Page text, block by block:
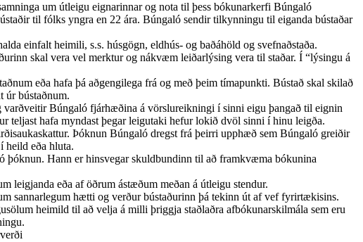
um útleigu eignarinnar og nota til þess bókunarkerfi Búngaló
til fólks yngra en 22 ára. Búngaló sendir tilkynningu til eiganda bústaðar
einfalt heimili, s.s. húsgögn, eldhús- og baðáhöld og svefnaðstaða.
skal vera vel merktur og nákvæm leiðarlýsing vera til staðar. Í “lýsingu á
eða hafa þá aðgengilega frá og með þeim tímapunkti. Bústað skal skilað
úr bústaðnum.
Búngaló fjárhæðina á vörslureikningi í sinni eigu þangað til eignin
teljast hafa myndast þegar leigutaki hefur lokið dvöl sinni í hinu leigða.
Þóknun Búngaló dregst frá þeirri upphæð sem Búngaló greiðir
heild eða hluta.
þóknun. Hann er hinsvegar skuldbundinn til að framkvæma bókunina
leigjanda eða af öðrum ástæðum meðan á útleigu stendur.
sannarlegum hætti og verður bústaðurinn þá tekinn út af vef fyrirtækisins.
heimild til að velja á milli þriggja staðlaðra afbókunarskilmála sem eru